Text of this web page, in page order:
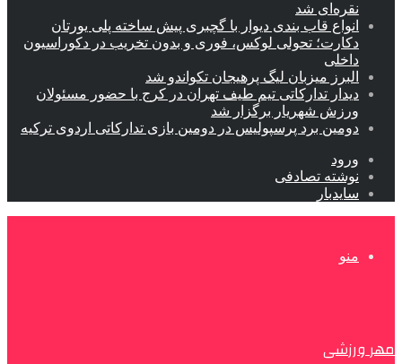
نقره‌ای شد
انواع قاب بندی دیوار با گچبری پیش ساخته پلی یورتان
دکارت؛ تحولی لوکس، فوری و بدون تخریب در دکوراسیون
داخلی
البرز میزبان لیگ پرهیجان تکواندو شد
دیدار تدارکاتی تیم طیف تهران در کرج با حضور مسئولان
ورزش شهریار برگزار شد
دومین برد پرسپولیس در دومین بازی تدارکاتی اردوی ترکیه
ورود
نوشته تصادفی
سایدبار
منو
مهر ورزشی